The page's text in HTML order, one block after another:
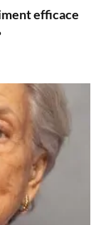
efficace